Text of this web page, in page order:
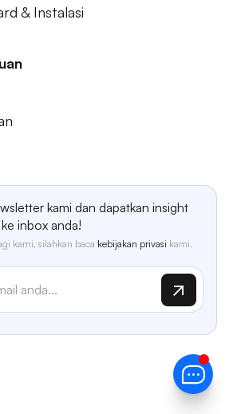
Strategis
kami dan dapatkan insight
kami, silahkan baca kebijakan privasikami.